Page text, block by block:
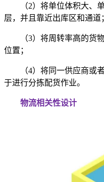
（2）将单位体积大、
层，并且靠近出库区和通道
（3）将周转率高的货
位置；
（4）将同一供应商或
于进行分拣配货作业。
物流相关性设计